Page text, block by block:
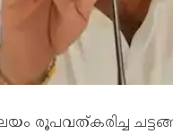
രൂപവത്കരിച്ച